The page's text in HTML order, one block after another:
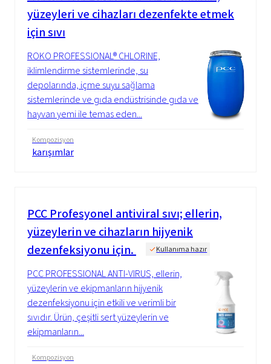
yüzeyleri ve cihazları dezenfekte etmek
için sıvı
ROKO PROFESSIONAL® CHLORINE,
iklimlendirme sistemlerinde, su
depolarında, içme suyu sağlama
sistemlerinde ve gıda endüstrisinde gıda ve
hayvan yemi ile temas eden...
Kompozisyon
karışımlar
PCC Profesyonel antiviral sıvı; ellerin,
yüzeylerin ve cihazların hijyenik
dezenfeksiyonu için.
Kullanıma hazır
PCC PROFESSIONAL ANTI-VIRUS, ellerin,
yüzeylerin ve ekipmanların hijyenik
dezenfeksiyonu için etkili ve verimli bir
sıvıdır. Ürün, çeşitli sert yüzeylerin ve
ekipmanların...
Kompozisyon